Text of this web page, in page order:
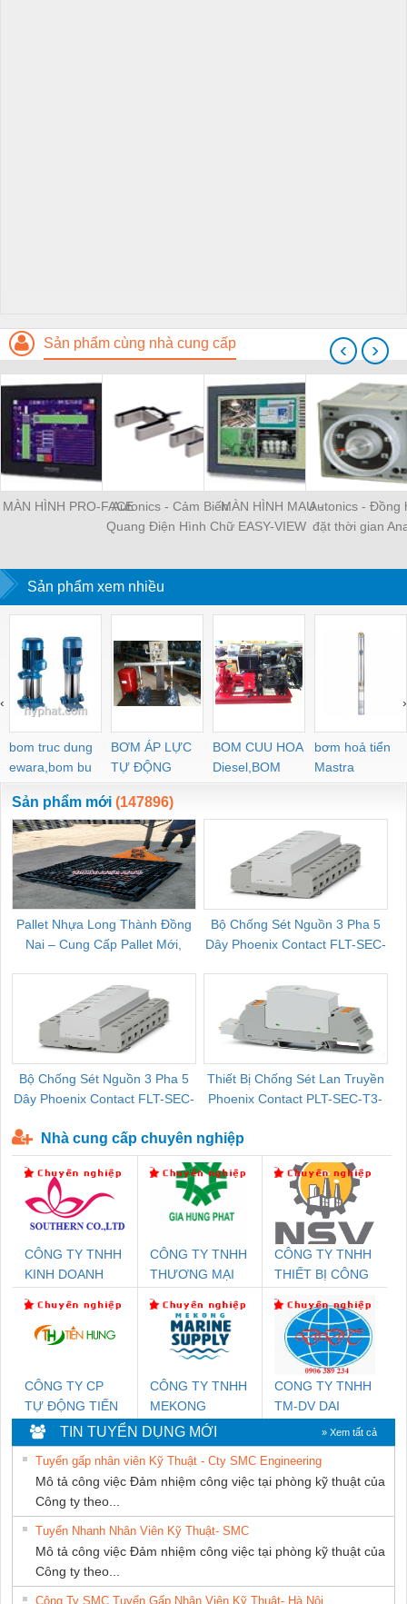
Sản phẩm cùng nhà cung cấp
MÀN HÌNH PRO-FACEAutonics - Cảm Biến
Quang Điện Hình Chữ
MÀN HÌNH MAU -
EASY-VIEW
Autonics - Đồng
đặt thời gian
‹ ›
Sản phẩm xem nhiều
bom truc dung
ewara,bom bu
ewara
BƠM ÁP LỰC
TỰ ĐỘNG
BOM CUU HOA
Diesel,BOM
CHUA CHAY
bơm hoả tiển
Mastra
‹ ›
Sản phẩm mới (147896)
Pallet Nhựa Long Thành Đồng
Nai – Cung Cấp Pallet Mới,
Bộ Chống Sét Nguồn 3 Pha 5
Dây Phoenix Contact FLT-SEC-
Bộ Chống Sét Nguồn 3 Pha 5
Dây Phoenix Contact FLT-SEC-
Thiết Bị Chống Sét Lan Truyền
Phoenix Contact PLT-SEC-T3-
Nhà cung cấp chuyên nghiệp
CÔNG TY TNHH
KINH DOANH
PHƯƠNG NAM
CÔNG TY TNHH
THƯƠNG MẠI
THUẬT ĐIỆN CƠ
GIA HƯNG
PHÁT
CÔNG TY TNHH
THIẾT BỊ CÔNG
SETSUBI VIỆT
NAM
CÔNG TY CP
TỰ ĐỘNG TIẾN
HƯNG
CÔNG TY TNHH
MEKONG
MARINE
SUPPLY
CONG TY TNHH
TM-DV DAI
DONG THANH
TIN TUYỂN DỤNG MỚI » Xem tất cả
Tuyển gấp nhân viên Kỹ Thuật - Cty SMC Engineering
Mô tả công việc Đảm nhiệm công việc tại phòng kỹ thuật của
Công ty theo...
Tuyển Nhanh Nhân Viên Kỹ Thuật- SMC
Mô tả công việc Đảm nhiệm công việc tại phòng kỹ thuật của
Công ty theo...
Công Ty SMC Tuyển Gấp Nhân Viên Kỹ Thuật- Hà Nội